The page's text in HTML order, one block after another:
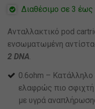
Διαθέσιμο σε 3 έως
Aνταλλακτικό pod
ενσωματωμένη
2 DNA.
0.6ohm –
ελαφρώς πιο σφιχτή
με υγρά